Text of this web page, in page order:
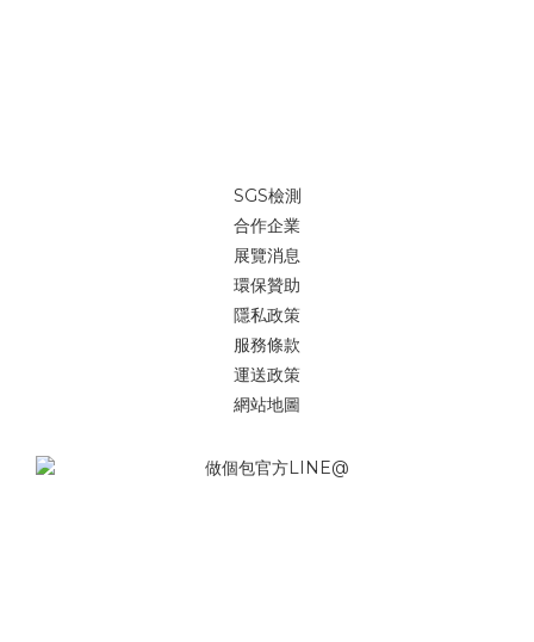
SGS檢測
合作企業
展覽消息
環保贊助
隱私政策
服務條款
運送政策
網站地圖